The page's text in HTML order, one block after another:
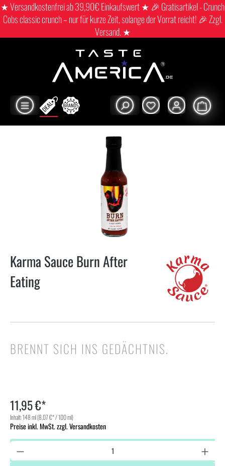
★ Versandkostenfrei ab 39,90€ Einkaufswert ★ 🎉 Gratisartikel - Crunch
Cobs classic crunch – nur für kurze Zeit, solange der Vorrat reicht! 🎉 Zzgl.
Versand. ★
Karma Sauce Burn After
Eating
BRENNT SICH INS GEDÄCHTNIS.
11,95 €*
Inhalt:148 ml(8,07 €* / 100 ml)
Preise inkl. MwSt. zzgl. Versandkosten